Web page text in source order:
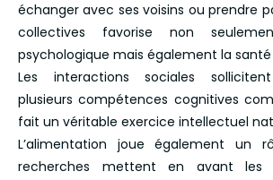
échanger avec ses voisins ou prendre
collectives favorise non
psychologique mais également la
Les interactions sociales
plusieurs compétences cognitives
fait un véritable exercice intellectuel
L’alimentation joue également un
recherches mettent en avant les